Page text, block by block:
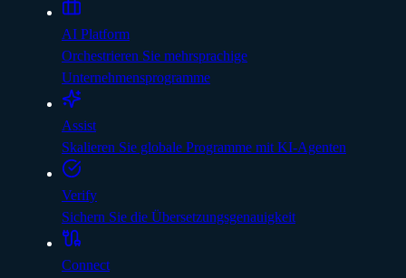
AI Platform
Orchestrieren Sie mehrsprachige
Unternehmensprogramme
Assist
Skalieren Sie globale Programme mit KI-Agenten
Verify
Sichern Sie die Übersetzungsgenauigkeit
Connect